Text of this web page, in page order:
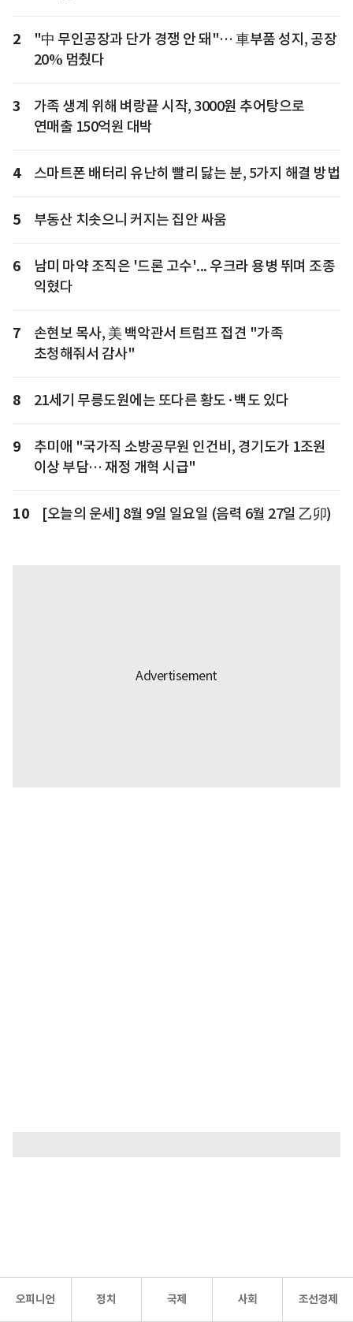
2
"中 무인공장과 단가 경쟁 안 돼"… 車부품 성지, 공장
20% 멈췄다
3
가족 생계 위해 벼랑끝 시작, 3000원 추어탕으로
연매출 150억원 대박
4 스마트폰 배터리 유난히 빨리 닳는 분, 5가지 해결 방법
5 부동산 치솟으니 커지는 집안 싸움
6
남미 마약 조직은 '드론 고수'... 우크라 용병 뛰며 조종
익혔다
7
손현보 목사, 美 백악관서 트럼프 접견 "가족
초청해줘서 감사"
8 21세기 무릉도원에는 또다른 황도·백도 있다
9
추미애 "국가직 소방공무원 인건비, 경기도가 1조원
이상 부담… 재정 개혁 시급"
10 [오늘의 운세] 8월 9일 일요일 (음력 6월 27일 乙卯)
오피니언 정치 국제 사회 조선경제